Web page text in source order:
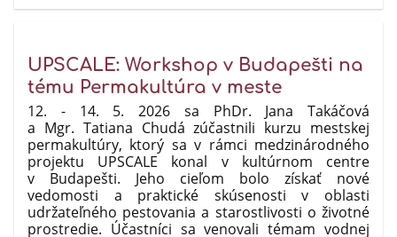
UPSCALE: Workshop v Budapešti na
tému Permakultúra v meste
12. - 14. 5. 2026 sa PhDr. Jana Takáčová
a Mgr. Tatiana Chudá zúčastnili kurzu mestskej
permakultúry, ktorý sa v rámci medzinárodného
projektu UPSCALE konal v kultúrnom centre
v Budapešti. Jeho cieľom bolo získať nové
vedomosti a praktické skúsenosti v oblasti
udržateľného pestovania a starostlivosti o životné
prostredie. Účastníci sa venovali témam vodnej